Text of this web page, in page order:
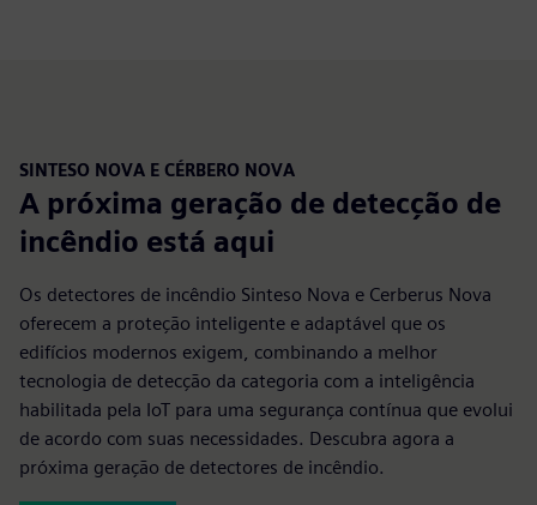
SINTESO NOVA E CÉRBERO NOVA
A próxima geração de detecção de
incêndio está aqui
Os detectores de incêndio Sinteso Nova e Cerberus Nova
oferecem a proteção inteligente e adaptável que os
edifícios modernos exigem, combinando a melhor
tecnologia de detecção da categoria com a inteligência
habilitada pela IoT para uma segurança contínua que evolui
de acordo com suas necessidades. Descubra agora a
próxima geração de detectores de incêndio.